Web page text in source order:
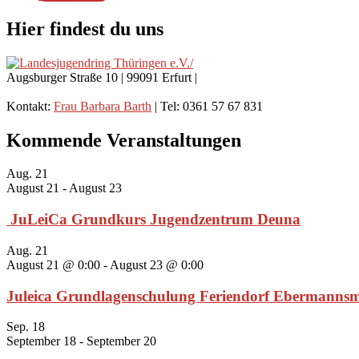
Hier findest du uns
Augsburger Straße 10 | 99091 Erfurt |
Kontakt: Frau Barbara Barth | Tel: 0361 57 67 831
Kommende Veranstaltungen
Aug. 21
August 21 -August 23
JuLeiCa Grundkurs Jugendzentrum Deuna
Aug. 21
August 21 @ 0:00 - August 23 @ 0:00
Juleica Grundlagenschulung Feriendorf
Sep. 18
September 18 - September 20